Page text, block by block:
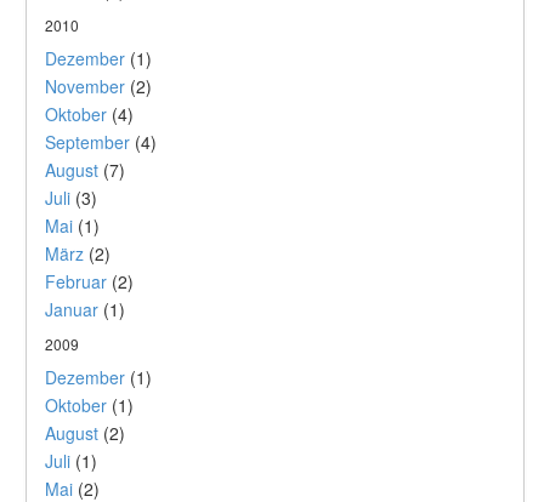
2010
Dezember (1)
November (2)
Oktober (4)
September (4)
August (7)
Juli (3)
Mai (1)
März (2)
Februar (2)
Januar (1)
2009
Dezember (1)
Oktober (1)
August (2)
Juli (1)
Mai (2)